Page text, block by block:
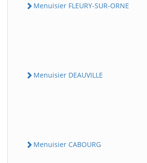
Menuisier FLEURY-SUR-ORNE
Menuisier DEAUVILLE
Menuisier CABOURG